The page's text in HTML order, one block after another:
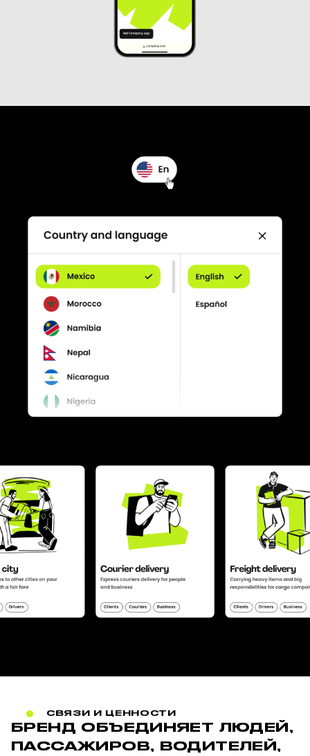
СВЯЗИ И ЦЕННОСТИ
БРЕНД ОБЪЕДИНЯЕТ ЛЮДЕЙ,
ПАССАЖИРОВ, ВОДИТЕЛЕЙ,